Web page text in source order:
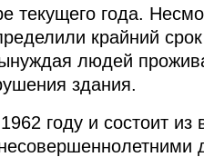
текущего года.
крайний
людей
здания.
году и состоит из